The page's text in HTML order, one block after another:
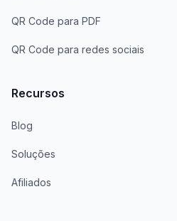
QR Code para PDF
QR Code para redes sociais
Recursos
Blog
Soluções
Afiliados